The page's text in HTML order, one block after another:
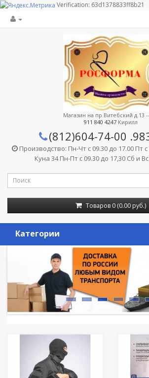
Verification: 63d1378833ff8b21
Магазин на пр.Витебский д.13 --
911 840 4247Кирилл
(812)604-74-00
Производство: Пн-Чт с 09.30 до 17.00 Пт
Куна 34 Пн-Пт с 09.30 до 17,30 Сб и
Товаров 0 (0.00 руб.)
Категории